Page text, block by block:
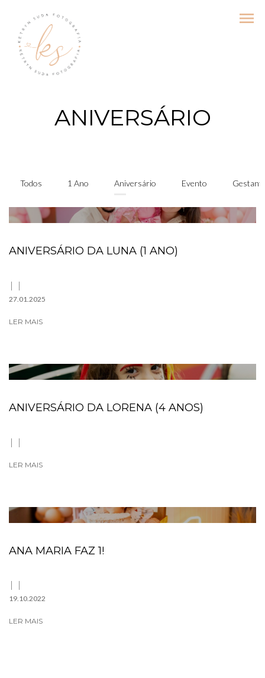
menu
ANIVERSÁRIO
Todos 1 Ano Aniversário Evento
ANIVERSÁRIO DA LUNA (1 ANO)
27.01.2025
LER MAIS
ANIVERSÁRIO DA LORENA (4 ANOS)
LER MAIS
ANA MARIA FAZ 1!
19.10.2022
LER MAIS